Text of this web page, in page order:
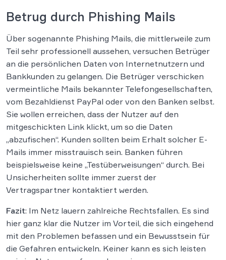
Betrug durch Phishing Mails
Über sogenannte Phishing Mails, die mittlerweile zum
Teil sehr professionell aussehen, versuchen Betrüger
an die persönlichen Daten von Internetnutzern und
Bankkunden zu gelangen. Die Betrüger verschicken
vermeintliche Mails bekannter Telefongesellschaften,
vom Bezahldienst PayPal oder von den Banken selbst.
Sie wollen erreichen, dass der Nutzer auf den
mitgeschickten Link klickt, um so die Daten
„abzufischen“. Kunden sollten beim Erhalt solcher E-
Mails immer misstrauisch sein. Banken führen
beispielsweise keine „Testüberweisungen“ durch. Bei
Unsicherheiten sollte immer zuerst der
Vertragspartner kontaktiert werden.
Fazit: Im Netz lauern zahlreiche Rechtsfallen. Es sind
hier ganz klar die Nutzer im Vorteil, die sich eingehend
mit den Problemen befassen und ein Bewusstsein für
die Gefahren entwickeln. Keiner kann es sich leisten